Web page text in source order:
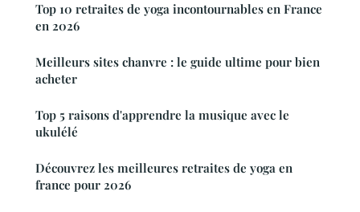
Top 10 retraites de yoga incontournables en France
en 2026
Meilleurs sites chanvre : le guide ultime pour bien
acheter
Top 5 raisons d'apprendre la musique avec le
ukulélé
Découvrez les meilleures retraites de yoga en
france pour 2026